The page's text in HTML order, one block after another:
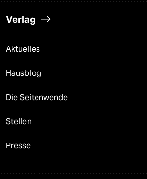
Verlag
Aktuelles
Hausblog
Die Seitenwende
Stellen
Presse